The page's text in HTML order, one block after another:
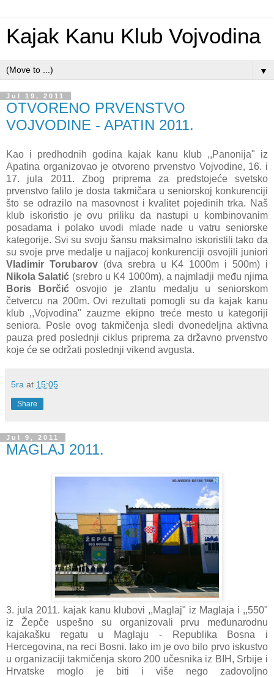
Kajak Kanu Klub Vojvodina
▼
Jul 19, 2011
OTVORENO PRVENSTVO
VOJVODINE - APATIN 2011.
Kao i predhodnih godina kajak kanu klub ,,Panonija" iz
Apatina organizovao je otvoreno prvenstvo Vojvodine, 16. i
17. jula 2011. Zbog priprema za predstojeće svetsko
prvenstvo falilo je dosta takmičara u seniorskoj konkurenciji
što se odrazilo na masovnost i kvalitet pojedinih trka. Naš
klub iskoristio je ovu priliku da nastupi u kombinovanim
posadama i polako uvodi mlade nade u vatru seniorske
kategorije. Svi su svoju šansu maksimalno iskoristili tako da
su svoje prve medalje u najjacoj konkurenciji osvojili juniori
Vladimir Torubarov(dva srebra u K4 1000m i 500m) i
Nikola Salatić (srebro u K4 1000m), a najmladji među njima
Boris Borčićosvojio je zlantu medalju u seniorskom
četvercu na 200m. Ovi rezultati pomogli su da kajak kanu
klub ,,Vojvodina" zauzme ekipno treće mesto u kategoriji
seniora. Posle ovog takmičenja sledi dvonedeljna aktivna
pauza pred poslednji ciklus priprema za državno prvenstvo
koje će se održati poslednji vikend avgusta.
5ra at 15:05
Share
Jul 9, 2011
MAGLAJ 2011.
3. jula 2011. kajak kanu klubovi ,,Maglaj" iz Maglaja i ,,550"
iz Žepče uspešno su organizovali prvu međunarodnu
kajakašku regatu u Maglaju - Republika Bosna i
Hercegovina, na reci Bosni. Iako im je ovo bilo prvo iskustvo
u organizaciji takmičenja skoro 200 učesnika iz BIH, Srbije i
Hrvatske moglo je biti i više nego zadovoljno